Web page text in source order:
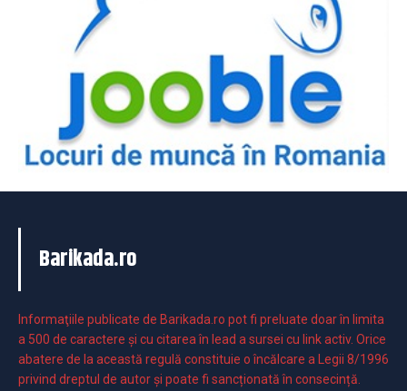
Barikada.ro
Informaţiile publicate de Barikada.ro pot fi preluate doar în limita
a 500 de caractere şi cu citarea în lead a sursei cu link activ. Orice
abatere de la această regulă constituie o încălcare a Legii 8/1996
privind dreptul de autor și poate fi sancționată în consecință.